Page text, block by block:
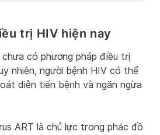
trị HIV hiện nay
có phương pháp điều trị
nhiên, người bệnh HIV có thể
diễn tiến bệnh và ngăn ngừa
ART là chủ lực trong phác đồ